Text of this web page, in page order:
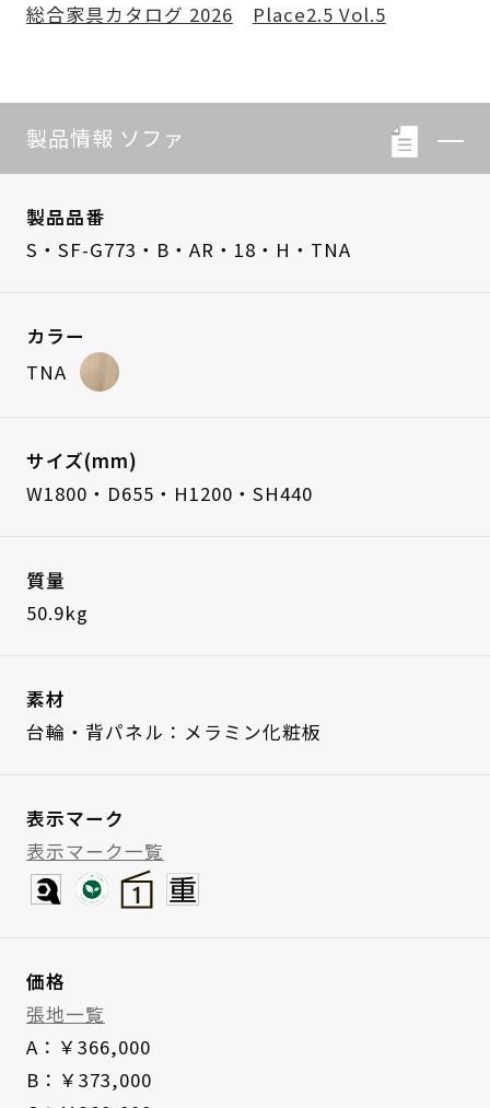
総合家具カタログ 2026 Place2.5 Vol.5
製品情報 ソファ
製品品番
S・SF-G773・B・AR・18・H・TNA
カラー
TNA
サイズ(mm)
W1800・D655・H1200・SH440
質量
50.9kg
素材
台輪・背パネル：メラミン化粧板
表示マーク
表示マーク一覧
価格
張地一覧
A：￥366,000
B：￥373,000